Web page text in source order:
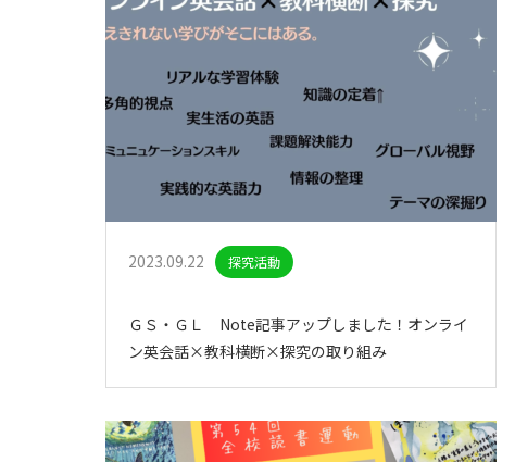
2023.09.22 探究活動
ＧＳ・ＧＬ Note記事アップしました！オンライ
ン英会話×教科横断×探究の取り組み